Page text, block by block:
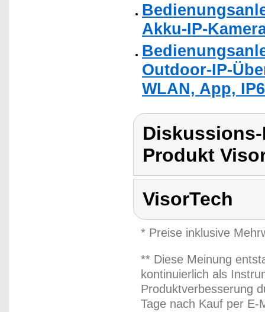
Akku-IP-
Outdoor-IP-
WLAN, App,
Produkt
VisorTech
* Preise inklusive
** Diese Meinung
kontinuierlich als
Produktverbesserung
Tage nach Kauf per E-